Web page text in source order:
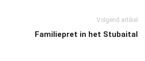
Volgend artikel
Familiepret in het Stubaital